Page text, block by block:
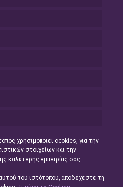
χρησιμοποιεί cookies, για την
στοιχείων και την
καλύτερης εμπειρίας σας.
του ιστότοπου, αποδέχεστε τη